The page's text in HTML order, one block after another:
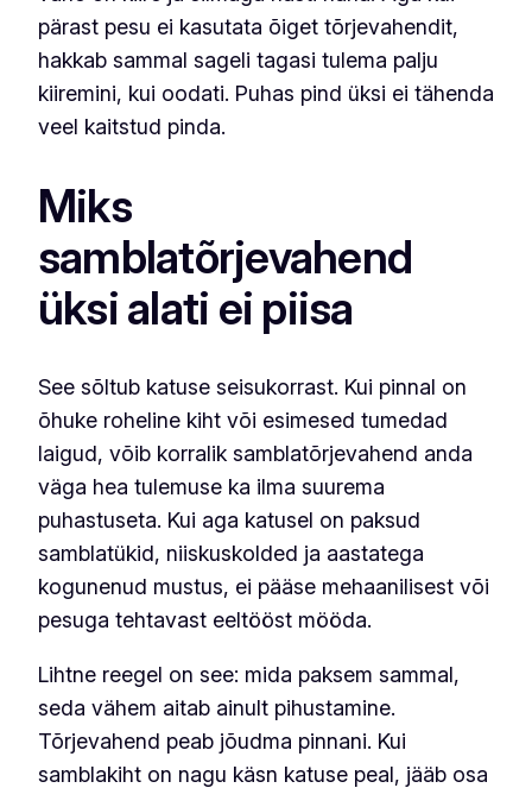
pärast pesu ei kasutata õiget tõrjevahendit,
hakkab sammal sageli tagasi tulema palju
kiiremini, kui oodati. Puhas pind üksi ei tähenda
veel kaitstud pinda.
Miks
samblatõrjevahend
üksi alati ei piisa
See sõltub katuse seisukorrast. Kui pinnal on
õhuke roheline kiht või esimesed tumedad
laigud, võib korralik samblatõrjevahend anda
väga hea tulemuse ka ilma suurema
puhastuseta. Kui aga katusel on paksud
samblatükid, niiskuskolded ja aastatega
kogunenud mustus, ei pääse mehaanilisest või
pesuga tehtavast eeltööst mööda.
Lihtne reegel on see: mida paksem sammal,
seda vähem aitab ainult pihustamine.
Tõrjevahend peab jõudma pinnani. Kui
samblakiht on nagu käsn katuse peal, jääb osa